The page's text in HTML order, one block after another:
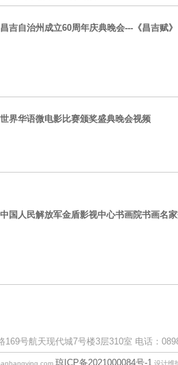
昌吉自治州成立60周年庆典晚会---《昌吉赋》
世界华语微电影比赛颁奖盛典晚会视频
中国人民解放军金盾影视中心书画院书画名
号航天现代城7号楼3层310室 电话：
琼ICP备2021000084号-1 设计维